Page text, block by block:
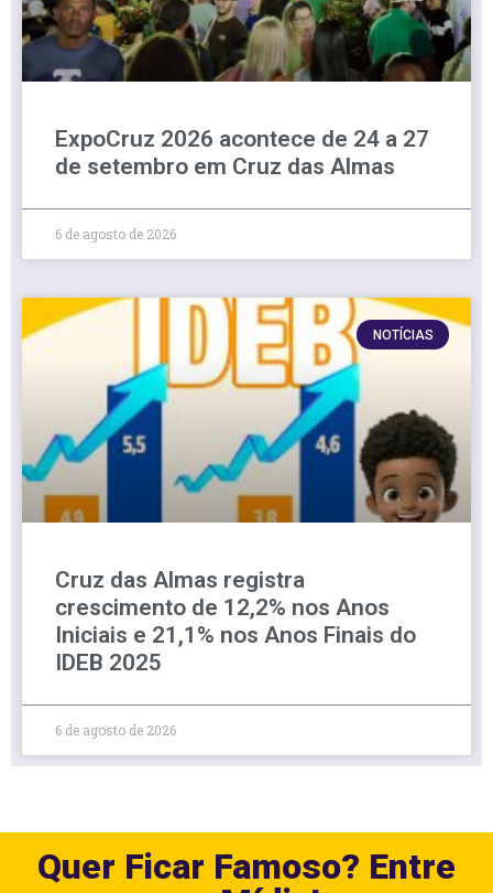
ExpoCruz 2026 acontece de 24 a 27
de setembro em Cruz das Almas
6 de agosto de 2026
NOTÍCIAS
Cruz das Almas registra
crescimento de 12,2% nos Anos
Iniciais e 21,1% nos Anos Finais do
IDEB 2025
6 de agosto de 2026
Quer Ficar Famoso? Entre